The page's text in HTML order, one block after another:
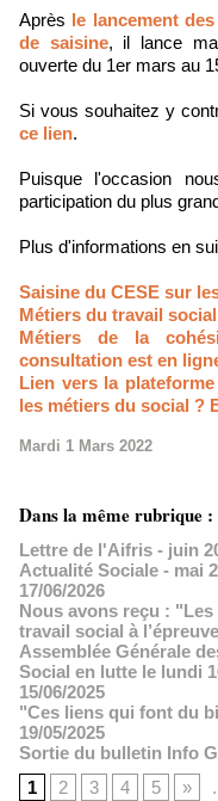
Après le lancement
de saisine, il lance
ouverte du 1er mars au
Si vous souhaitez y
ce lien.
Puisque l'occasion
participation du plus
Plus d'informations en
Saisine du CESE sur
Métiers du travail
Métiers de la
consultation est en
Lien vers la
les métiers du social ?
Mardi 1 Mars 2022
Dans la même rubrique :
Lettre de l'Aifris - juin
Actualité Sociale - mai
17/06/2026
Nous avons reçu :
travail social à
Assemblée Générale
Social en lutte le lundi
15/06/2025
"Ces liens qui font du
19/05/2025
Sortie du bulletin Info
1
2 3 4 5 »